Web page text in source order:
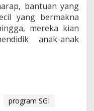
bantuan yang
yang bermakna
mereka kian
anak-anak
program SGI